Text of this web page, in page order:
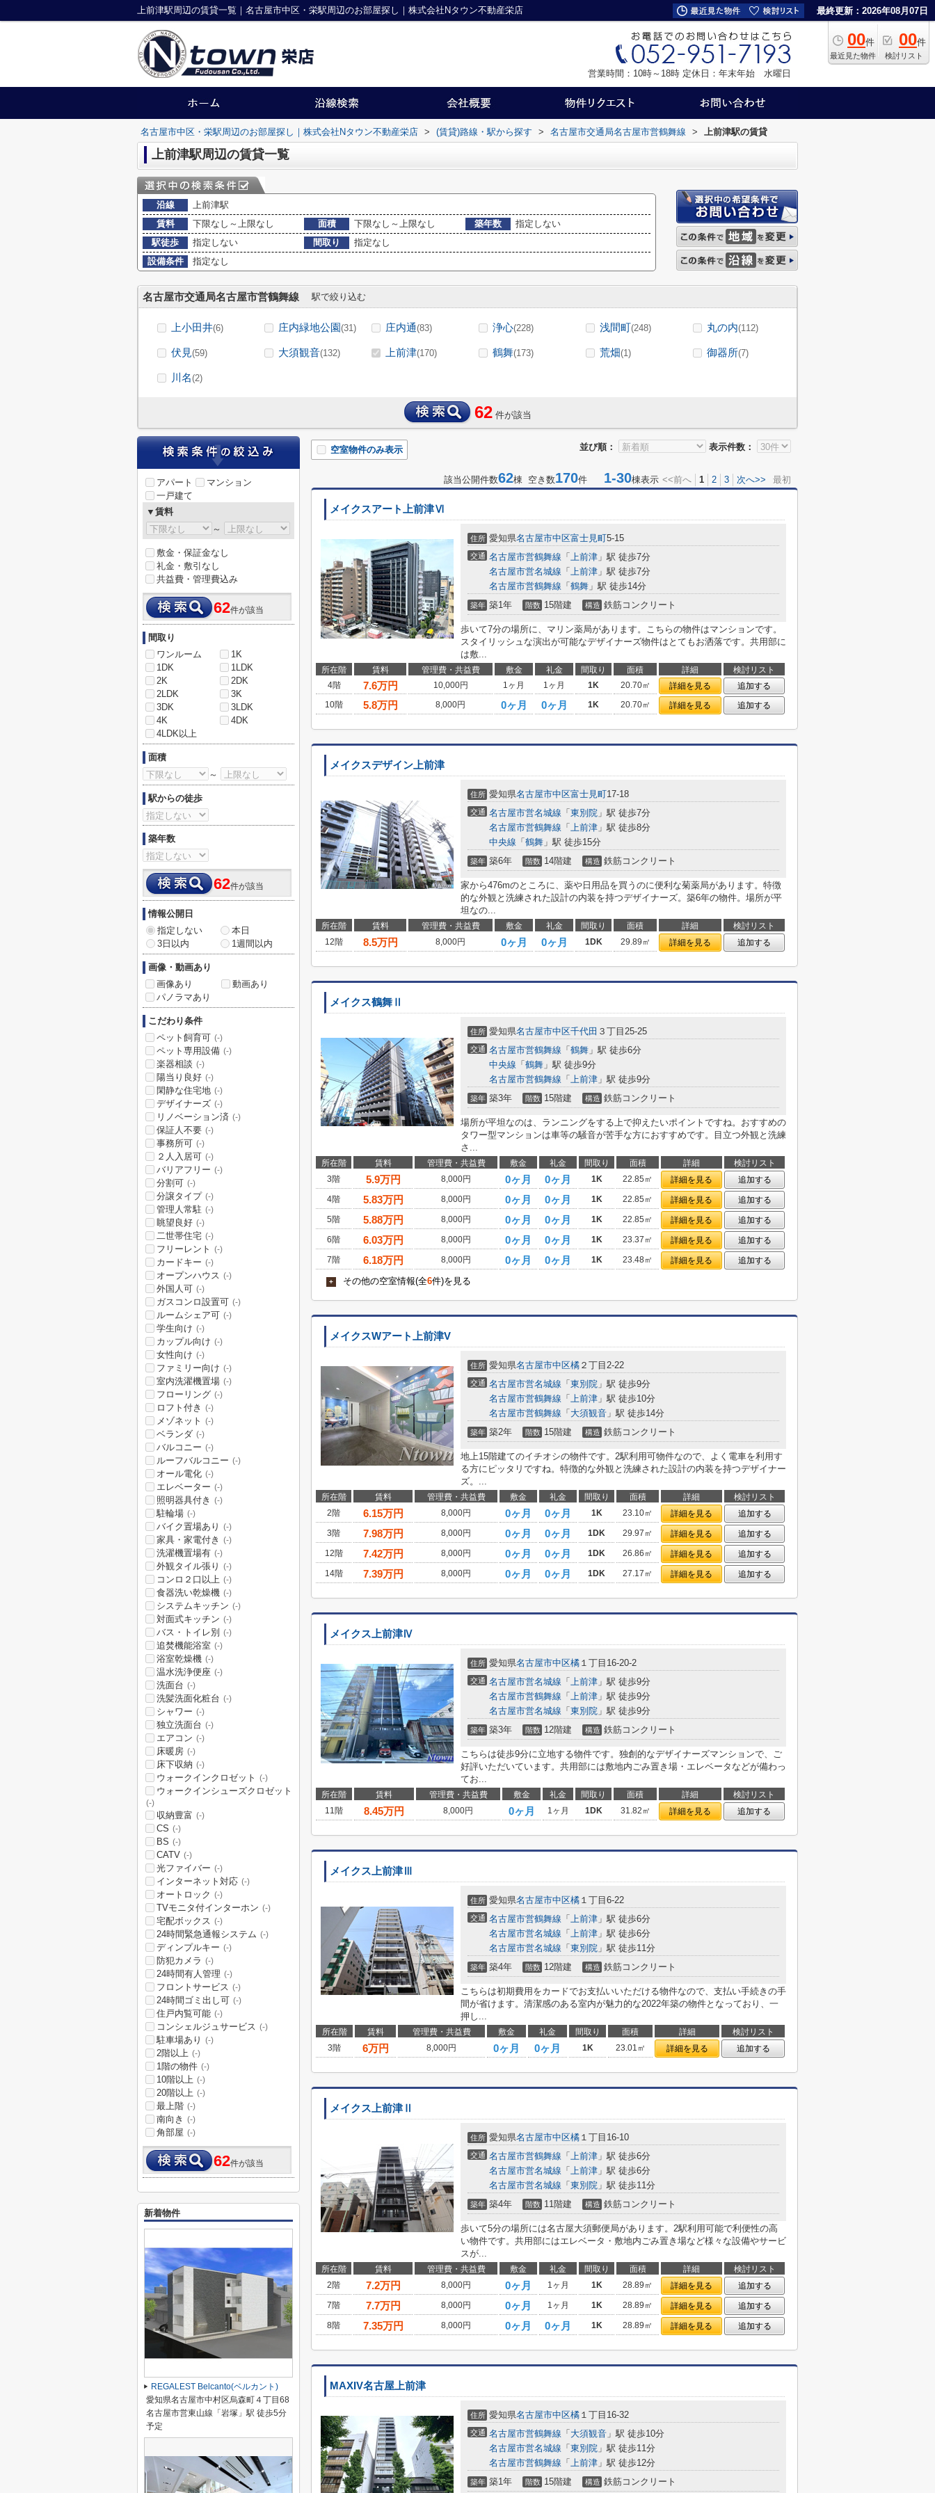
上前津駅周辺の賃貸一覧｜名古屋市中区・栄駅周辺のお部屋探し｜株式会社Nタウン不動産栄店 最終更新：2026年08月07日
00件
最近見た物件
00件
検討リスト
営業時間：10時～18時 定休日：年末年始 水曜日
名古屋市中区・栄駅周辺のお部屋探し｜株式会社Nタウン不動産栄店 > (賃貸)路線・駅から探す > 名古屋市交通局名古屋市営鶴舞線 > 上前津駅の賃貸
上前津駅周辺の賃貸一覧
沿線
上前津駅
賃料
下限なし～上限なし 面積 下限なし～上限なし 築年数
指定しない
駅徒歩
指定しない 間取り
指定なし
設備条件
指定なし
名古屋市交通局名古屋市営鶴舞線 駅で絞り込む
上小田井(6) 庄内緑地公園(31) 庄内通(83) 浄心(228) 浅間町(248) 丸の内(112)
伏見(59) 大須観音(132) 上前津(170) 鶴舞(173) 荒畑(1) 御器所(7)
川名(2)
62 件が該当
並び順： 表示件数：
空室物件のみ表示
該当公開件数62棟 空き数170件 1-30棟表示 <<前へ 1 2 3 次へ>> 最初
メイクスアート上前津Ⅵ
住所 愛知県名古屋市中区富士見町5-15
交通 名古屋市営鶴舞線 「 上前津 」駅 徒歩7分
名古屋市営名城線 「 上前津 」駅 徒歩7分
名古屋市営鶴舞線 「 鶴舞 」駅 徒歩14分
築年 築1年 階数 15階建 構造 鉄筋コンクリート
歩いて7分の場所に、マリン薬局があります。こちらの物件はマンションです。
スタイリッシュな演出が可能なデザイナーズ物件はとてもお洒落です。共用部に
は敷...
所在階 賃料 管理費・共益費 敷金 礼金 間取り 面積 詳細
検討リスト
4階
7.6万円 10,000円 1ヶ月 1ヶ月 1K 20.70㎡ 詳細を見る
追加する
10階
5.8万円 8,000円 0ヶ月 0ヶ月 1K 20.70㎡ 詳細を見る 追加する
メイクスデザイン上前津
住所 愛知県名古屋市中区富士見町17-18
交通 名古屋市営名城線 「 東別院 」駅 徒歩7分
名古屋市営鶴舞線 「 上前津 」駅 徒歩8分
中央線 「 鶴舞 」駅 徒歩15分
築年 築6年 階数 14階建 構造 鉄筋コンクリート
家から476mのところに、薬や日用品を買うのに便利な菊薬局があります。特徴
的な外観と洗練された設計の内装を持つデザイナーズ。築6年の物件。場所が平
坦なの...
所在階 賃料 管理費・共益費 敷金 礼金 間取り 面積 詳細
検討リスト
12階
8.5万円 8,000円 0ヶ月 0ヶ月 1DK 29.89㎡ 詳細を見る 追加する
メイクス鶴舞Ⅱ
住所 愛知県名古屋市中区千代田 ３丁目25-25
交通 名古屋市営鶴舞線 「 鶴舞 」駅 徒歩6分
中央線 「 鶴舞 」駅 徒歩9分
名古屋市営鶴舞線 「 上前津 」駅 徒歩9分
築年 築3年 階数 15階建 構造 鉄筋コンクリート
場所が平坦なのは、ランニングをする上で抑えたいポイントですね。おすすめの
タワー型マンションは車等の騒音が苦手な方におすすめです。目立つ外観と洗練
さ...
所在階 賃料 管理費・共益費 敷金 礼金 間取り 面積 詳細
検討リスト
3階
5.9万円 8,000円 0ヶ月 0ヶ月 1K 22.85㎡ 詳細を見る
追加する
4階
5.83万円 8,000円 0ヶ月 0ヶ月 1K 22.85㎡ 詳細を見る
追加する
5階
5.88万円 8,000円 0ヶ月 0ヶ月 1K 22.85㎡ 詳細を見る
追加する
6階
6.03万円 8,000円 0ヶ月 0ヶ月 1K 23.37㎡ 詳細を見る
追加する
7階
6.18万円 8,000円 0ヶ月 0ヶ月 1K 23.48㎡ 詳細を見る 追加する
+ その他の空室情報(全6件)を見る
メイクスWアート上前津V
住所 愛知県名古屋市中区橘 ２丁目2-22
交通 名古屋市営名城線 「 東別院 」駅 徒歩9分
名古屋市営鶴舞線 「 上前津 」駅 徒歩10分
名古屋市営鶴舞線 「 大須観音 」駅 徒歩14分
築年 築2年 階数 15階建 構造 鉄筋コンクリート
地上15階建てのイチオシの物件です。2駅利用可物件なので、よく電車を利用す
る方にピッタリですね。特徴的な外観と洗練された設計の内装を持つデザイナー
ズ。...
所在階 賃料 管理費・共益費 敷金 礼金 間取り 面積 詳細
検討リスト
2階
6.15万円 8,000円 0ヶ月 0ヶ月 1K 23.10㎡ 詳細を見る
追加する
3階
7.98万円 8,000円 0ヶ月 0ヶ月 1DK 29.97㎡ 詳細を見る
追加する
12階
7.42万円 8,000円 0ヶ月 0ヶ月 1DK 26.86㎡ 詳細を見る
追加する
14階
7.39万円 8,000円 0ヶ月 0ヶ月 1DK 27.17㎡ 詳細を見る 追加する
メイクス上前津Ⅳ
住所 愛知県名古屋市中区橘 １丁目16-20-2
交通 名古屋市営名城線 「 上前津 」駅 徒歩9分
名古屋市営鶴舞線 「 上前津 」駅 徒歩9分
名古屋市営名城線 「 東別院 」駅 徒歩9分
築年 築3年 階数 12階建 構造 鉄筋コンクリート
こちらは徒歩9分に立地する物件です。独創的なデザイナーズマンションで、ご
好評いただいています。共用部には敷地内ごみ置き場・エレベータなどが備わっ
てお...
所在階 賃料 管理費・共益費 敷金 礼金 間取り 面積 詳細
検討リスト
11階
8.45万円 8,000円 0ヶ月 1ヶ月 1DK 31.82㎡ 詳細を見る 追加する
メイクス上前津Ⅲ
住所 愛知県名古屋市中区橘 １丁目6-22
交通 名古屋市営鶴舞線 「 上前津 」駅 徒歩6分
名古屋市営名城線 「 上前津 」駅 徒歩6分
名古屋市営名城線 「 東別院 」駅 徒歩11分
築年 築4年 階数 12階建 構造 鉄筋コンクリート
こちらは初期費用をカードでお支払いいただける物件なので、支払い手続きの手
間が省けます。清潔感のある室内が魅力的な2022年築の物件となっており、一
押し...
所在階 賃料 管理費・共益費 敷金 礼金 間取り 面積 詳細
検討リスト
3階
6万円 8,000円 0ヶ月 0ヶ月 1K 23.01㎡ 詳細を見る 追加する
メイクス上前津Ⅱ
住所 愛知県名古屋市中区橘 １丁目16-10
交通 名古屋市営鶴舞線 「 上前津 」駅 徒歩6分
名古屋市営名城線 「 上前津 」駅 徒歩6分
名古屋市営名城線 「 東別院 」駅 徒歩11分
築年 築4年 階数 11階建 構造 鉄筋コンクリート
歩いて5分の場所には名古屋大須郵便局があります。2駅利用可能で利便性の高
い物件です。共用部にはエレベータ・敷地内ごみ置き場など様々な設備やサービ
スが...
所在階 賃料 管理費・共益費 敷金 礼金 間取り 面積 詳細
検討リスト
2階
7.2万円 8,000円 0ヶ月 1ヶ月 1K 28.89㎡ 詳細を見る
追加する
7階
7.7万円 8,000円 0ヶ月 1ヶ月 1K 28.89㎡ 詳細を見る
追加する
8階
7.35万円 8,000円 0ヶ月 0ヶ月 1K 28.89㎡ 詳細を見る 追加する
MAXIV名古屋上前津
住所 愛知県名古屋市中区橘 １丁目16-32
交通 名古屋市営鶴舞線 「 大須観音 」駅 徒歩10分
名古屋市営名城線 「 東別院 」駅 徒歩11分
名古屋市営鶴舞線 「 上前津 」駅 徒歩12分
築年 築1年 階数 15階建 構造 鉄筋コンクリート
アパート
マンション
一戸建て
▼賃料
～
敷金・保証金なし
礼金・敷引なし
共益費・管理費込み
62件が該当
間取り
ワンルーム
1K
1DK
1LDK
2K
2DK
2LDK
3K
3DK
3LDK
4K
4DK
4LDK以上
面積
～
駅からの徒歩
築年数
62件が該当
情報公開日
指定しない
本日
3日以内
1週間以内
画像・動画あり
画像あり
動画あり
パノラマあり
こだわり条件
ペット飼育可 (-)
ペット専用設備 (-)
楽器相談 (-)
陽当り良好 (-)
閑静な住宅地 (-)
デザイナーズ (-)
リノベーション済 (-)
保証人不要 (-)
事務所可 (-)
２人入居可 (-)
バリアフリー (-)
分割可 (-)
分譲タイプ (-)
管理人常駐 (-)
眺望良好 (-)
二世帯住宅 (-)
フリーレント (-)
カードキー (-)
オープンハウス (-)
外国人可 (-)
ガスコンロ設置可 (-)
ルームシェア可 (-)
学生向け (-)
カップル向け (-)
女性向け (-)
ファミリー向け (-)
室内洗濯機置場 (-)
フローリング (-)
ロフト付き (-)
メゾネット (-)
ベランダ (-)
バルコニー (-)
ルーフバルコニー (-)
オール電化 (-)
エレベーター (-)
照明器具付き (-)
駐輪場 (-)
バイク置場あり (-)
家具・家電付き (-)
洗濯機置場有 (-)
外観タイル張り (-)
コンロ２口以上 (-)
食器洗い乾燥機 (-)
システムキッチン (-)
対面式キッチン (-)
バス・トイレ別 (-)
追焚機能浴室 (-)
浴室乾燥機 (-)
温水洗浄便座 (-)
洗面台 (-)
洗髪洗面化粧台 (-)
シャワー (-)
独立洗面台 (-)
エアコン (-)
床暖房 (-)
床下収納 (-)
ウォークインクロゼット (-)
ウォークインシューズクロゼット
(-)
収納豊富 (-)
CS (-)
BS (-)
CATV (-)
光ファイバー (-)
インターネット対応 (-)
オートロック (-)
TVモニタ付インターホン (-)
宅配ボックス (-)
24時間緊急通報システム (-)
ディンプルキー (-)
防犯カメラ (-)
24時間有人管理 (-)
フロントサービス (-)
24時間ゴミ出し可 (-)
住戸内覧可能 (-)
コンシェルジュサービス (-)
駐車場あり (-)
2階以上 (-)
1階の物件 (-)
10階以上 (-)
20階以上 (-)
最上階 (-)
南向き (-)
角部屋 (-)
62件が該当
新着物件
REGALEST Belcanto(ベルカント)
愛知県名古屋市中村区烏森町４丁目68
名古屋市営東山線「岩塚」駅 徒歩5分
予定